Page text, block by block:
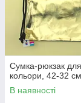
Сумка-рюкзак для
кольори, 42-32 см
В наявності